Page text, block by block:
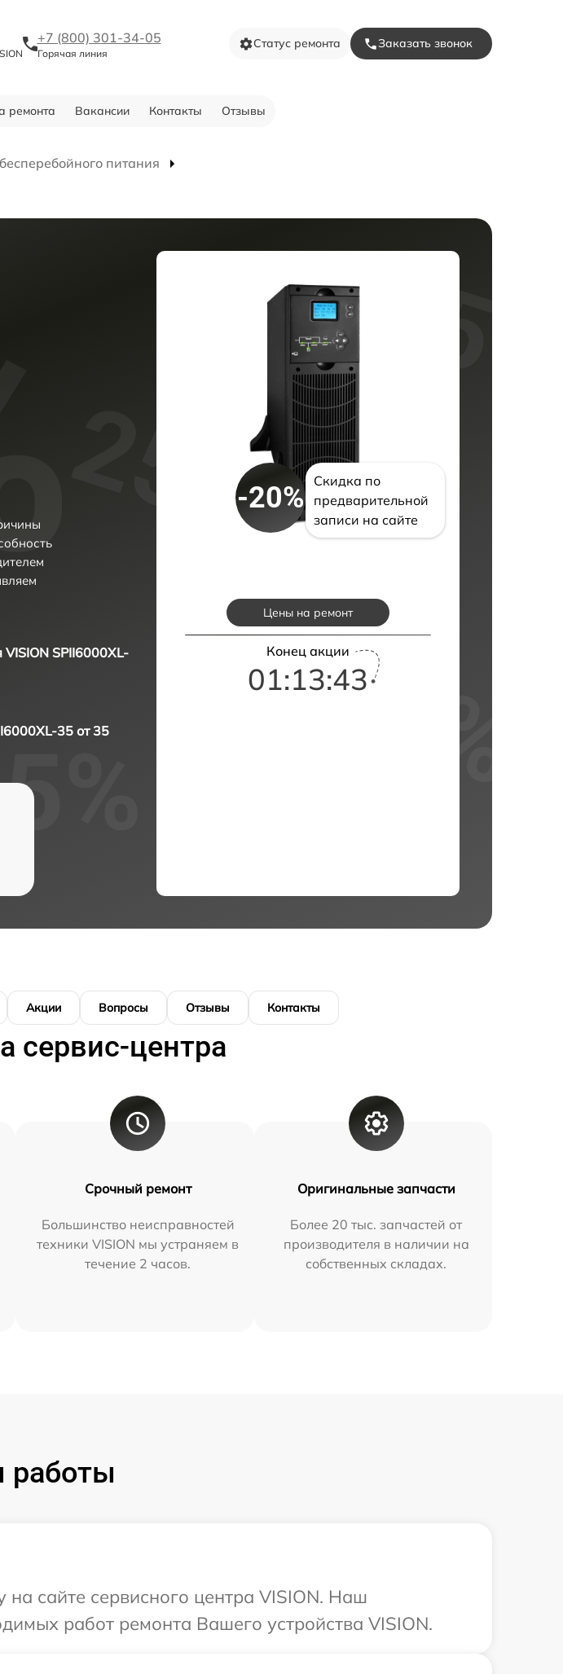
+7 (800) 301-34-05
Горячая линия
Статус ремонта Заказать звонок
ремонта Вакансии Контакты Отзывы
питания
SPII6000XL-
35 от 35
-20%
Скидка по
предварительной
записи на сайте
Цены на ремонт
Конец акции
01:13:42
Акции Вопросы Отзывы Контакты
сервис-центра
Срочный ремонт
Большинство неисправностей
техники VISION мы устраняем в
течение 2 часов.
Оригинальные запчасти
Более 20 тыс. запчастей от
производителя в наличии на
собственных складах.
работы
сайте сервисного центра VISION. Наш
работ ремонта Вашего устройства VISION.